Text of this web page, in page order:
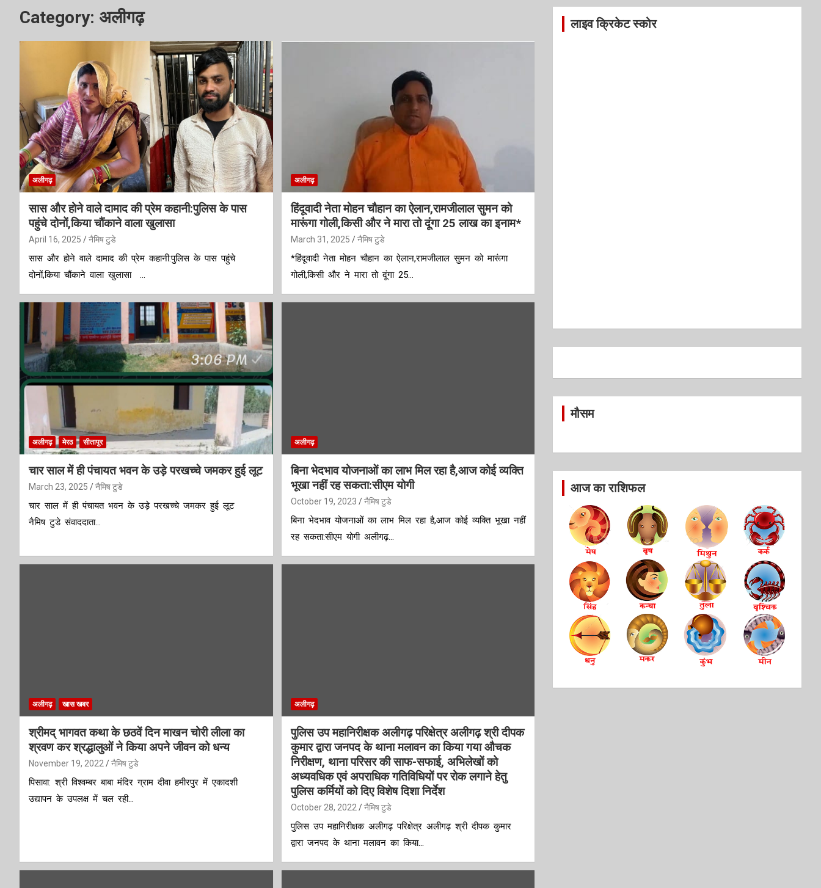
Category: अलीगढ़
अलीगढ़
सास और होने वाले दामाद की प्रेम कहानी:पुलिस के पास
पहुंचे दोनों,किया चौंकाने वाला खुलासा
April 16, 2025 नैमिष टुडे
सास और होने वाले दामाद की प्रेम कहानी:पुलिस के पास पहुंचे
दोनों,किया चौंकाने वाला खुलासा …
अलीगढ़
हिंदूवादी नेता मोहन चौहान का ऐलान,रामजीलाल सुमन को
मारूंगा गोली,किसी और ने मारा तो दूंगा 25 लाख का इनाम*
March 31, 2025 नैमिष टुडे
*हिंदूवादी नेता मोहन चौहान का ऐलान,रामजीलाल सुमन को मारूंगा
गोली,किसी और ने मारा तो दूंगा 25…
अलीगढ़ मेरठ सीतापुर
चार साल में ही पंचायत भवन के उड़े परखच्चे जमकर हुई लूट
March 23, 2025 नैमिष टुडे
चार साल में ही पंचायत भवन के उड़े परखच्चे जमकर हुई लूट
नैमिष टुडे संवाददाता…
अलीगढ़
बिना भेदभाव योजनाओं का लाभ मिल रहा है,आज कोई व्यक्ति
भूखा नहीं रह सकता:सीएम योगी
October 19, 2023 नैमिष टुडे
बिना भेदभाव योजनाओं का लाभ मिल रहा है,आज कोई व्यक्ति भूखा नहीं
रह सकता:सीएम योगी अलीगढ़…
अलीगढ़ खास खबर
श्रीमद् भागवत कथा के छठवें दिन माखन चोरी लीला का
श्रवण कर श्रद्धालुओं ने किया अपने जीवन को धन्य
November 19, 2022 नैमिष टुडे
पिसावा: श्री विश्वम्बर बाबा मंदिर ग्राम दीवा हमीरपुर में एकादशी
उद्यापन के उपलक्ष में चल रही…
अलीगढ़
पुलिस उप महानिरीक्षक अलीगढ़ परिक्षेत्र अलीगढ़ श्री दीपक
कुमार द्वारा जनपद के थाना मलावन का किया गया औचक
निरीक्षण, थाना परिसर की साफ-सफाई, अभिलेखों को
अध्यवधिक एवं अपराधिक गतिविधियों पर रोक लगाने हेतु
पुलिस कर्मियों को दिए विशेष दिशा निर्देश
October 28, 2022 नैमिष टुडे
पुलिस उप महानिरीक्षक अलीगढ़ परिक्षेत्र अलीगढ़ श्री दीपक कुमार
द्वारा जनपद के थाना मलावन का किया…
लाइव क्रिकेट स्कोर
मौसम
आज का राशिफल